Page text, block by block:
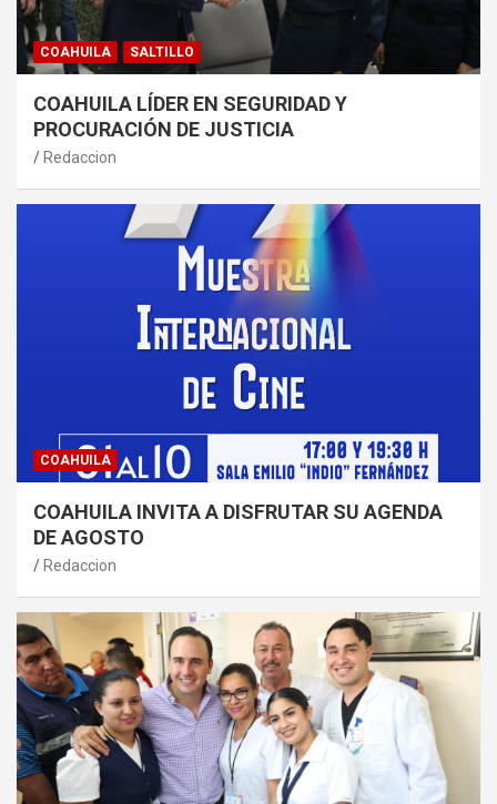
COAHUILA SALTILLO
COAHUILA LÍDER EN SEGURIDAD Y
PROCURACIÓN DE JUSTICIA
Redaccion
COAHUILA
COAHUILA INVITA A DISFRUTAR SU AGENDA
DE AGOSTO
Redaccion